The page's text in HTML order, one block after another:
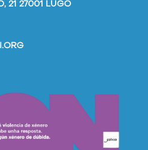
21 27001 LUGO